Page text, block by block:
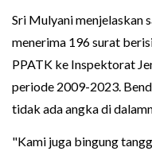
Sri Mulyani menjelaskan
menerima 196 surat
PPATK ke Inspektorat
periode 2009-2023.
tidak ada angka di
"Kami juga bingung